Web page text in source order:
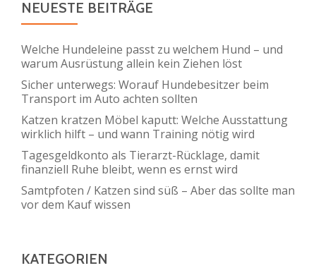
NEUESTE BEITRÄGE
Welche Hundeleine passt zu welchem Hund – und
warum Ausrüstung allein kein Ziehen löst
Sicher unterwegs: Worauf Hundebesitzer beim
Transport im Auto achten sollten
Katzen kratzen Möbel kaputt: Welche Ausstattung
wirklich hilft – und wann Training nötig wird
Tagesgeldkonto als Tierarzt-Rücklage, damit
finanziell Ruhe bleibt, wenn es ernst wird
Samtpfoten / Katzen sind süß – Aber das sollte man
vor dem Kauf wissen
KATEGORIEN